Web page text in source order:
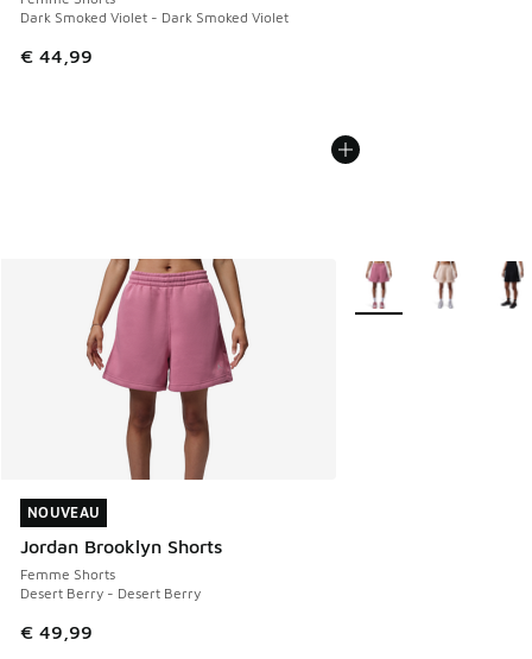
Dark Smoked Violet - Dark Smoked Violet
€ 44,99
NOUVEAU
Jordan Brooklyn Shorts
Femme Shorts
Desert Berry - Desert Berry
€ 49,99
NOUVEAU
Plus de couleurs